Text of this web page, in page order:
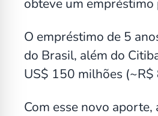
obteve um empréstimo
O empréstimo de 5
do Brasil, além do
US$ 150 milhões
Com esse novo